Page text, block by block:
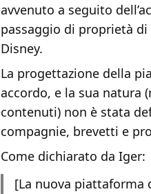
avvenuto a seguito
passaggio di proprietà
Disney.
La progettazione della
accordo, e la sua natura
contenuti) non è stata
compagnie, brevetti e
Come dichiarato da Iger:
[La nuova piattaforma